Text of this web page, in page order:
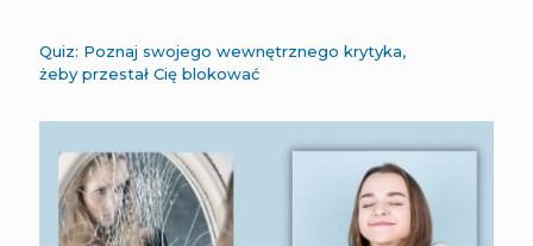
Quiz: Poznaj swojego wewnętrznego krytyka,
żeby przestał Cię blokować